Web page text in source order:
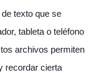
texto que se
tableta o teléfono
archivos permiten
recordar cierta